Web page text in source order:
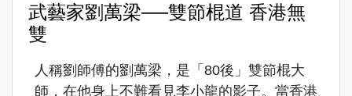
武藝家劉萬梁──雙節棍道 香港無
雙
人稱劉師傅的劉萬梁，是「80後」雙節棍大
師，在他身上不難看見李小龍的影子。當香港